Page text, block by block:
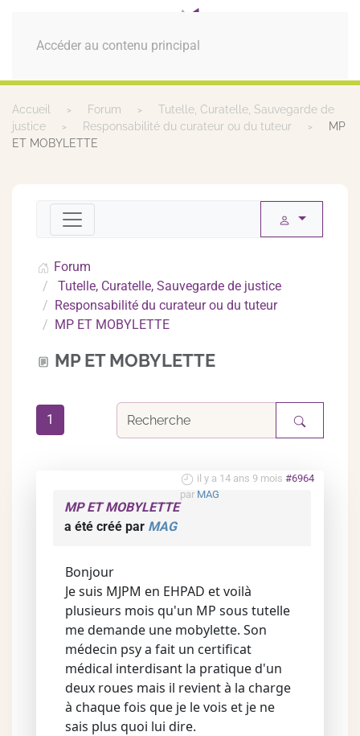
Accéder au contenu principal
MENU
Accueil Forum
Tutelle, Curatelle, Sauvegarde de
justice
Responsabilité du curateur ou du tuteur
MP
ET MOBYLETTE
Forum
Tutelle, Curatelle, Sauvegarde de justice
Responsabilité du curateur ou du tuteur
MP ET MOBYLETTE
MP ET MOBYLETTE
1
il y a 14 ans 9 mois #6964
par MAG
MP ET MOBYLETTE
a été créé par MAG
Bonjour
Je suis MJPM en EHPAD et voilà
plusieurs mois qu'un MP sous tutelle
me demande une mobylette. Son
médecin psy a fait un certificat
médical interdisant la pratique d'un
deux roues mais il revient à la charge
à chaque fois que je le vois et je ne
sais plus quoi lui dire.